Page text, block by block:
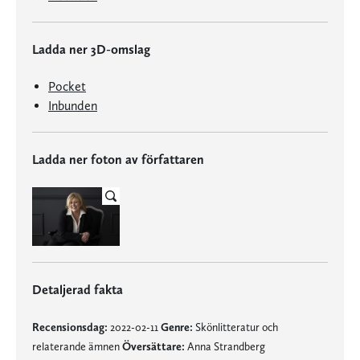
Ladda ner 3D-omslag
Pocket
Inbunden
Ladda ner foton av författaren
Detaljerad fakta
Recensionsdag: 2022-02-11 Genre: Skönlitteratur och
relaterande ämnenÖversättare: Anna Strandberg